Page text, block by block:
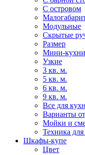
С островом
Модульные
Скрытые
Размер
Мини-кухни
Узкие
3 кв. м.
5 кв. м.
6 кв. м.
9 кв. м.
Все для
Варианты
Мойки и
Техника
Шкафы-купе
Цвет